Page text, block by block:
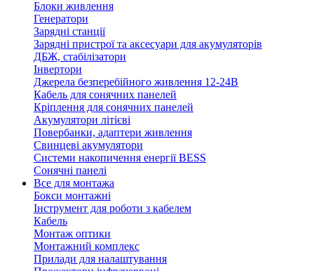
Блоки живлення
Генератори
Зарядні станції
Зарядні пристрої та аксесуари для акумуляторів
ДБЖ, стабілізатори
Інвертори
Джерела безперебійного живлення 12-24В
Кабель для сонячних панелей
Кріплення для сонячних панелей
Акумулятори літієві
Повербанки, адаптери живлення
Свинцеві акумулятори
Системи накопичення енергії BESS
Сонячні панелі
Все для монтажа
Бокси монтажні
Інструмент для роботи з кабелем
Кабель
Монтаж оптики
Монтажний комплекс
Прилади для налаштування